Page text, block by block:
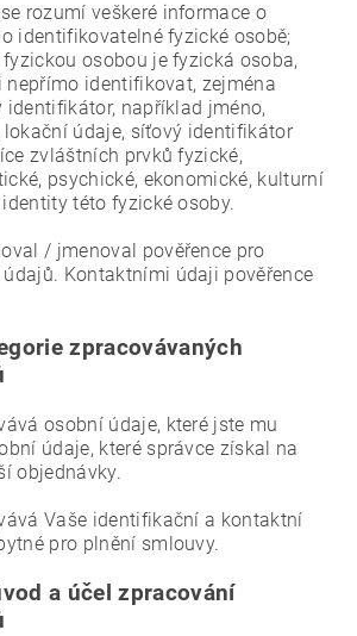
rozumí veškeré informace o
identifikovatelné fyzické osobě;
osobou je fyzická osoba,
nepřímo identifikovat, zejména
například jméno,
údaje, síťový identifikátor
zvláštních prvků fyzické,
psychické, ekonomické, kulturní
této fyzické osoby.
/ jmenoval pověřence pro
Kontaktními údaji pověřence
zpracovávaných
osobní údaje, které jste mu
údaje, které správce získal na
objednávky.
Vaše identifikační a kontaktní
pro plnění smlouvy.
a účel zpracování